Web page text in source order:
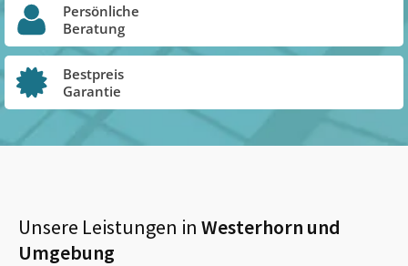
Persönliche
Beratung
Bestpreis
Garantie
Unsere Leistungen in Westerhorn und
Umgebung